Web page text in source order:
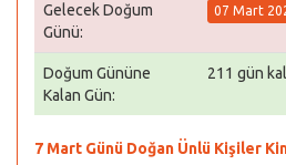
Gelecek Doğum
Günü:
07 Mart
Doğum Gününe
Kalan Gün:
211 gün
7 Mart Günü Doğan Ünlü Kişiler